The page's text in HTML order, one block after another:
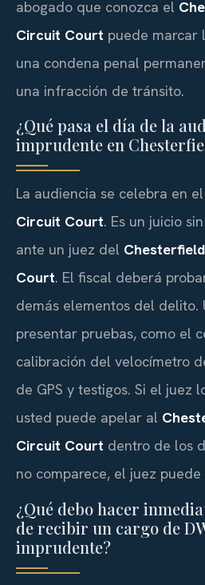
abogado que conozca el
Circuit Court puede marcar
una condena penal
una infracción de tránsito.
¿Qué pasa el día de la
imprudente en
La audiencia se celebra en el
Circuit Court. Es un juicio
ante un juez del
Court. El fiscal deberá
demás elementos del delito.
presentar pruebas, como el
calibración del velocímetro
de GPS y testigos. Si el juez
usted puede apelar al
Circuit Court dentro de los
no comparece, el juez
¿Qué debo hacer
de recibir un cargo de
imprudente?